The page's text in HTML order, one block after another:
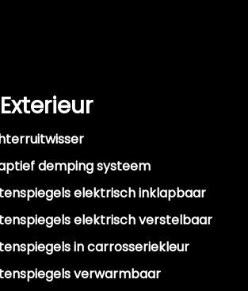
Exterieur
demping systeem
elektrisch inklapbaar
elektrisch verstelbaar
in carrosseriekleur
verwarmbaar